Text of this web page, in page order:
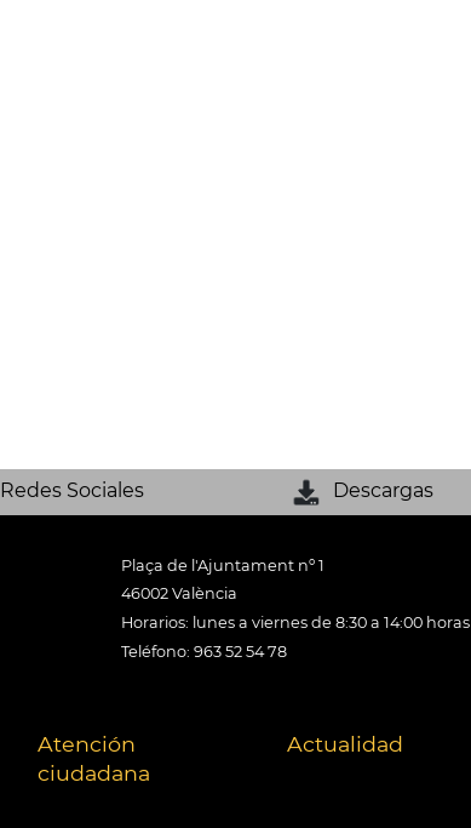
Redes Sociales Descargas
Plaça de l'Ajuntament nº 1
46002 València
Horarios: lunes a viernes de 8:30 a 14:00 horas
Teléfono: 963 52 54 78
Atención
ciudadana
Actualidad